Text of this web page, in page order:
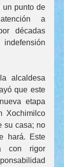
un punto de
a
décadas
alcaldesa
que este
etapa
Xochimilco
su casa; no
hará. Este
con rigor